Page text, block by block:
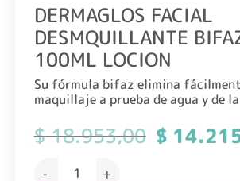
DERMAGLOS FACIAL
DESMQUILLANTE
100ML LOCION
Su fórmula bifaz elimina
maquillaje a prueba de agua y de
$18.953,00 El
precio
$
DERMAGLOS FACIAL